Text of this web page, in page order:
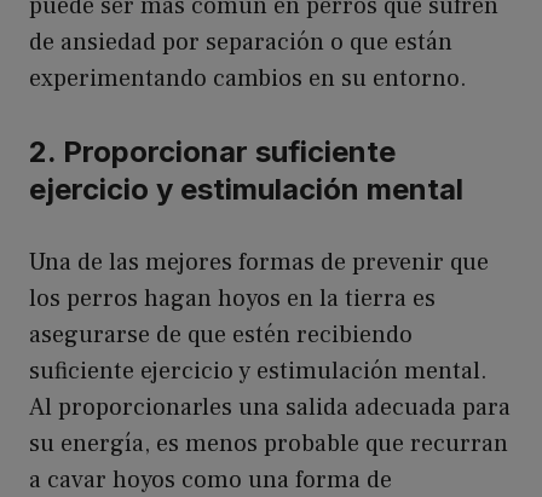
de ansiedad por separación o que están
experimentando cambios en su entorno.
2. Proporcionar suficiente
ejercicio y estimulación mental
Una de las mejores formas de prevenir que
los perros hagan hoyos en la tierra es
asegurarse de que estén recibiendo
suficiente ejercicio y estimulación mental.
Al proporcionarles una salida adecuada para
su energía, es menos probable que recurran
a cavar hoyos como una forma de